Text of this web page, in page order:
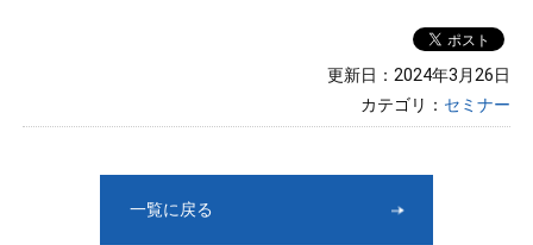
更新日：2024年3月26日
カテゴリ： セミナー
一覧に戻る